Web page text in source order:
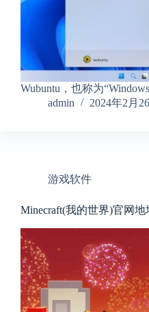
Wubuntu，也称为
admin
2024年2月
游戏软件
Minecraft(我的世界)官网